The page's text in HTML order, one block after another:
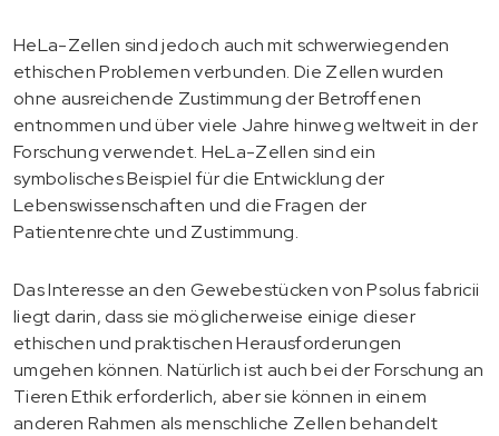
HeLa-Zellen sind jedoch auch mit schwerwiegenden
ethischen Problemen verbunden. Die Zellen wurden
ohne ausreichende Zustimmung der Betroffenen
entnommen und über viele Jahre hinweg weltweit in der
Forschung verwendet. HeLa-Zellen sind ein
symbolisches Beispiel für die Entwicklung der
Lebenswissenschaften und die Fragen der
Patientenrechte und Zustimmung.
Das Interesse an den Gewebestücken von Psolus fabricii
liegt darin, dass sie möglicherweise einige dieser
ethischen und praktischen Herausforderungen
umgehen können. Natürlich ist auch bei der Forschung an
Tieren Ethik erforderlich, aber sie können in einem
anderen Rahmen als menschliche Zellen behandelt